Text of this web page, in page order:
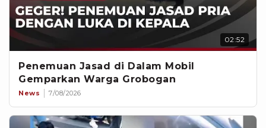
02:52
Penemuan Jasad di Dalam Mobil
Gemparkan Warga Grobogan
News 7/08/2026